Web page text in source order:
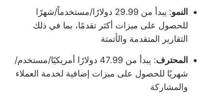
النمو
: يبدأ من 29.99 دولارًا/مستخدماً/شهرًا
للحصول على ميزات أكثر تقدمًا، بما في ذلك
التقارير المتقدمة والأتمتة
المحترف
: يبدأ من 47.99 دولارًا أمريكيًا/مستخدم/
شهريًا للحصول على ميزات إضافية لخدمة العملاء
والمشاركة